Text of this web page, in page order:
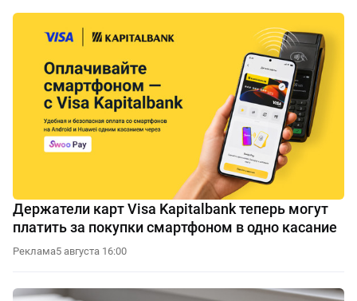
Держатели карт Visa Kapitalbank теперь могут
платить за покупки смартфоном в одно касание
Реклама5 августа 16:00